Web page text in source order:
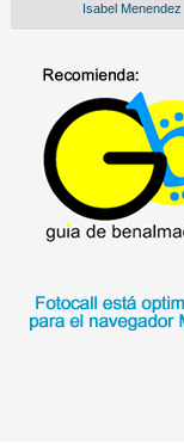
Isabel Menendez